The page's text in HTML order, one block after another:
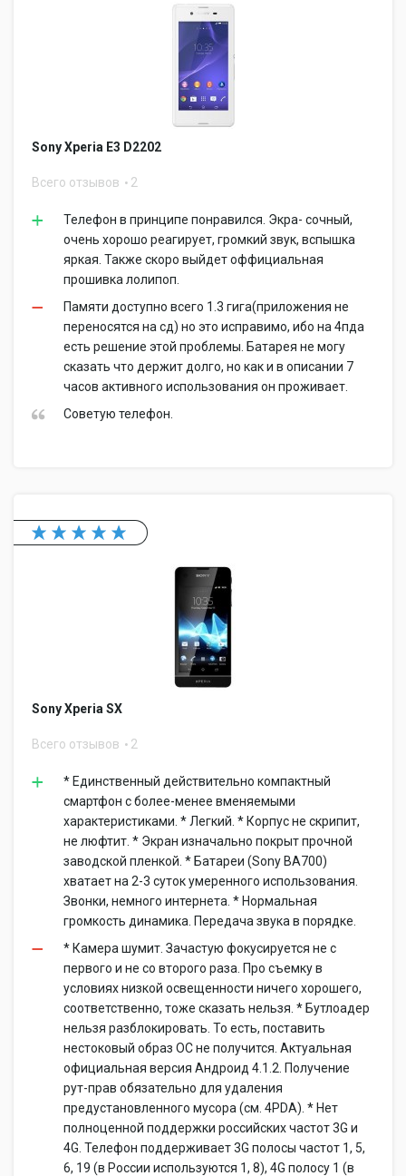
Sony Xperia E3 D2202
Всего отзывов 2
Телефон в принципе понравился. Экра- сочный,
очень хорошо реагирует, громкий звук, вспышка
яркая. Также скоро выйдет оффициальная
прошивка лолипоп.
Памяти доступно всего 1.3 гига(приложения не
переносятся на сд) но это исправимо, ибо на 4пда
есть решение этой проблемы. Батарея не могу
сказать что держит долго, но как и в описании 7
часов активного использования он проживает.
Советую телефон.
Sony Xperia SX
Всего отзывов 2
* Единственный действительно компактный
смартфон с более-менее вменяемыми
характеристиками. * Легкий. * Корпус не скрипит,
не люфтит. * Экран изначально покрыт прочной
заводской пленкой. * Батареи (Sony BA700)
хватает на 2-3 суток умеренного использования.
Звонки, немного интернета. * Нормальная
громкость динамика. Передача звука в порядке.
* Камера шумит. Зачастую фокусируется не с
первого и не со второго раза. Про съемку в
условиях низкой освещенности ничего хорошего,
соответственно, тоже сказать нельзя. * Бутлоадер
нельзя разблокировать. То есть, поставить
нестоковый образ ОС не получится. Актуальная
официальная версия Андроид 4.1.2. Получение
рут-прав обязательно для удаления
предустановленного мусора (см. 4PDA). * Нет
полноценной поддержки российских частот 3G и
4G. Телефон поддерживает 3G полосы частот 1, 5,
6, 19 (в России используются 1, 8), 4G полосу 1 (в